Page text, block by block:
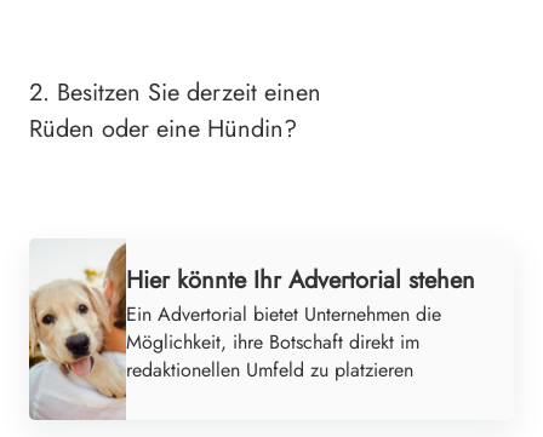
2. Besitzen Sie derzeit einen
Rüden oder eine Hündin?
Hier könnte Ihr Advertorial stehen
Ein Advertorial bietet Unternehmen die
Möglichkeit, ihre Botschaft direkt im
redaktionellen Umfeld zu platzieren